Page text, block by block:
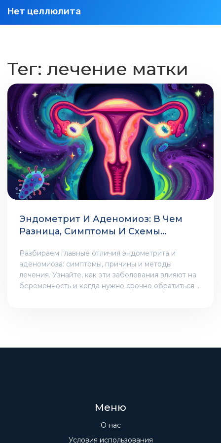
Нет целлюлита
Тег: лечение матки
Эндометрит И Аденомиоз: В Чем
Разница, Симптомы И Схемы
Разбираем главные отличия эндометрита и
аденомиоза: симптомы, причины и методы
лечения. Узнайте, как эти заболевания влияют на
беременность и когда нужно срочно обратиться к
Меню
О нас
Условия использования